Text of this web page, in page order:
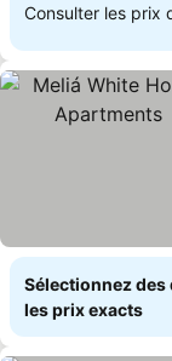
Consulter les prix
Sélectionnez
les prix exacts